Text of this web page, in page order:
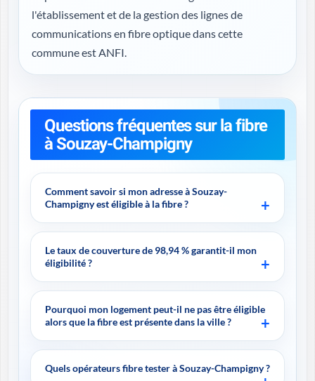
l'établissement et de la gestion des lignes de
communications en fibre optique dans cette
commune est ANFI.
Questions fréquentes sur la fibre
à Souzay-Champigny
Comment savoir si mon adresse à Souzay-
Champigny est éligible à la fibre ?
Le taux de couverture de 98,94 % garantit-il mon
éligibilité ?
Pourquoi mon logement peut-il ne pas être éligible
alors que la fibre est présente dans la ville ?
Quels opérateurs fibre tester à Souzay-Champigny ?